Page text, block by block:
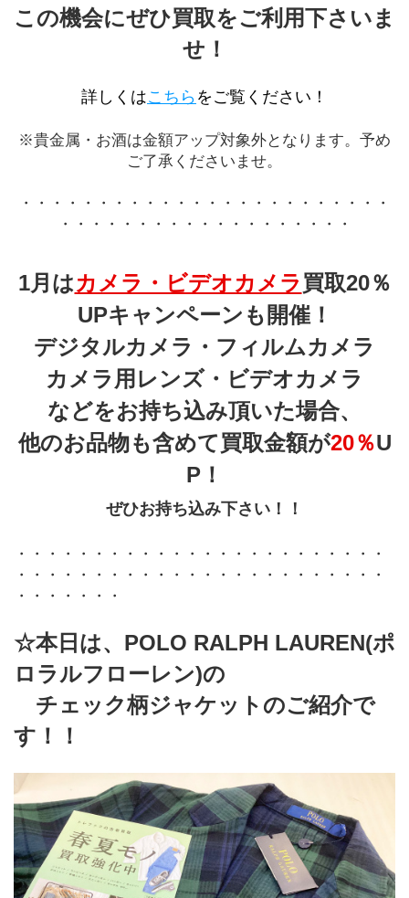
この機会にぜひ買取をご利用下さいま
せ！
詳しくはこちら をご覧ください！
※貴金属・お酒は金額アップ対象外となります。予め
ご了承くださいませ。
・・・・・・・・・・・・・・・・・・・・・・・・
・・・・・・・・・・・・・・・・・・・
1月はカメラ・ビデオカメラ 買取20％
UPキャンペーンも開催！
デジタルカメラ・フィルムカメラ
カメラ用レンズ・ビデオカメラ
などをお持ち込み頂いた場合、
他のお品物も含めて買取金額が20％U
P ！
ぜひお持ち込み下さい！！
・・・・・・・・・・・・・・・・・・・・・・・・
・・・・・・・・・・・・・・・・・・・・・・・・
・・・・・・・
☆本日は、POLO RALPH LAUREN(ポ
ロラルフローレン)の
チェック柄ジャケットのご紹介で
す！！